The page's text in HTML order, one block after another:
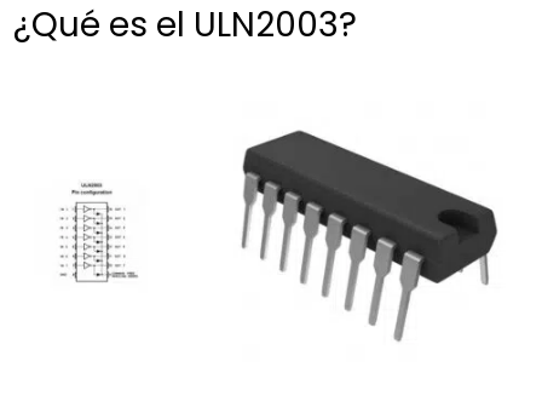
¿Qué es el ULN2003?